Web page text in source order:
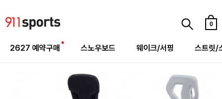
0
2627 예약구매 스노우보드 웨이크/서핑 스트릿/